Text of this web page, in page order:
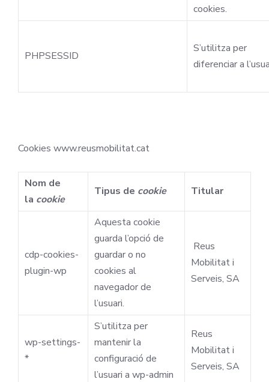
cookies.
PHPSESSID
S’utilitza per
diferenciar a
Cookies www.reusmobilitat.cat
Nom de
la cookie
Tipus de cookie Titular
cdp-cookies-
plugin-wp
Aquesta cookie
guarda l’opció de
guardar o no
cookies al
navegador de
l’usuari.
Reus
Mobilitat i
Serveis, SA
wp-settings-
*
S’utilitza per
mantenir la
configuració de
l’usuari a wp-admin
Reus
Mobilitat i
Serveis, SA